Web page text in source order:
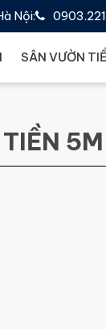
Nội:
SÂN VƯỜN
5M